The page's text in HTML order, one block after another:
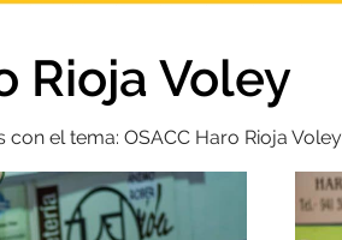
Rioja Voley
el tema: OSACC Haro Rioja Voley